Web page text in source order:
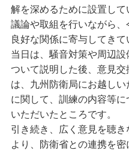
解を深めるために設置し
議論や取組を行いながら
良好な関係に寄与してきて
当日は、騒音対策や周辺
ついて説明した後、意見
は、九州防衛局にお越し
に関して、訓練の内容等
いただいたところです。
引き続き、広く意見を聴
より、防衛省との連携を